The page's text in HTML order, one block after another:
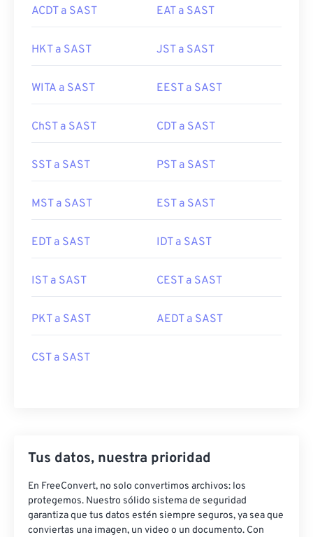
ACDT a SAST EAT a SAST
HKT a SAST JST a SAST
WITA a SAST EEST a SAST
ChST a SAST CDT a SAST
SST a SAST PST a SAST
MST a SAST EST a SAST
EDT a SAST IDT a SAST
IST a SAST CEST a SAST
PKT a SAST AEDT a SAST
CST a SAST
Tus datos, nuestra prioridad
En FreeConvert, no solo convertimos archivos: los
protegemos. Nuestro sólido sistema de seguridad
garantiza que tus datos estén siempre seguros, ya sea que
conviertas una imagen, un video o un documento. Con